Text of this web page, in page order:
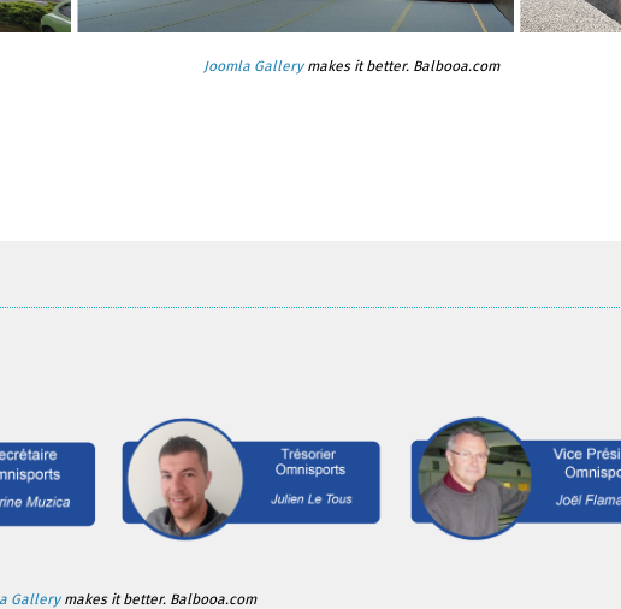
Joomla Gallerymakes it better. Balbooa.com
Gallerymakes it better. Balbooa.com